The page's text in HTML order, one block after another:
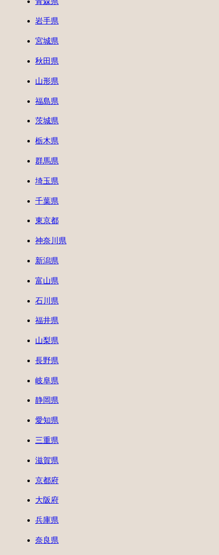
岩手県
宮城県
秋田県
山形県
福島県
茨城県
栃木県
群馬県
埼玉県
千葉県
東京都
神奈川県
新潟県
富山県
石川県
福井県
山梨県
長野県
岐阜県
静岡県
愛知県
三重県
滋賀県
京都府
大阪府
兵庫県
奈良県